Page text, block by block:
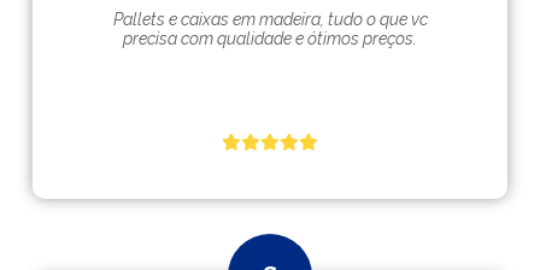
Pallets e caixas em madeira, tudo o que vc
precisa com qualidade e ótimos preços.